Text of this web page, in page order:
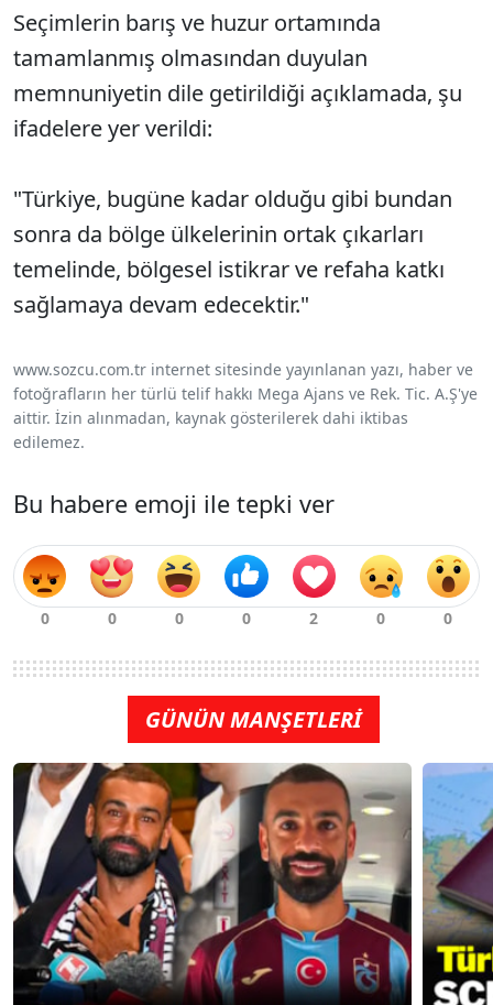
Seçimlerin barış ve huzur ortamında
tamamlanmış olmasından duyulan
memnuniyetin dile getirildiği açıklamada, şu
ifadelere yer verildi:
"Türkiye, bugüne kadar olduğu gibi bundan
sonra da bölge ülkelerinin ortak çıkarları
temelinde, bölgesel istikrar ve refaha katkı
sağlamaya devam edecektir."
www.sozcu.com.tr internet sitesinde yayınlanan yazı, haber ve
fotoğrafların her türlü telif hakkı Mega Ajans ve Rek. Tic. A.Ş'ye
aittir. İzin alınmadan, kaynak gösterilerek dahi iktibas
edilemez.
Bu habere emoji ile tepki ver
GÜNÜN MANŞETLERİ